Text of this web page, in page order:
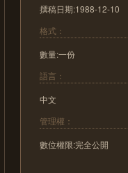
撰稿日期:1988-12-10
格式：
數量:一份
語言：
中文
管理權：
數位權限:完全公開